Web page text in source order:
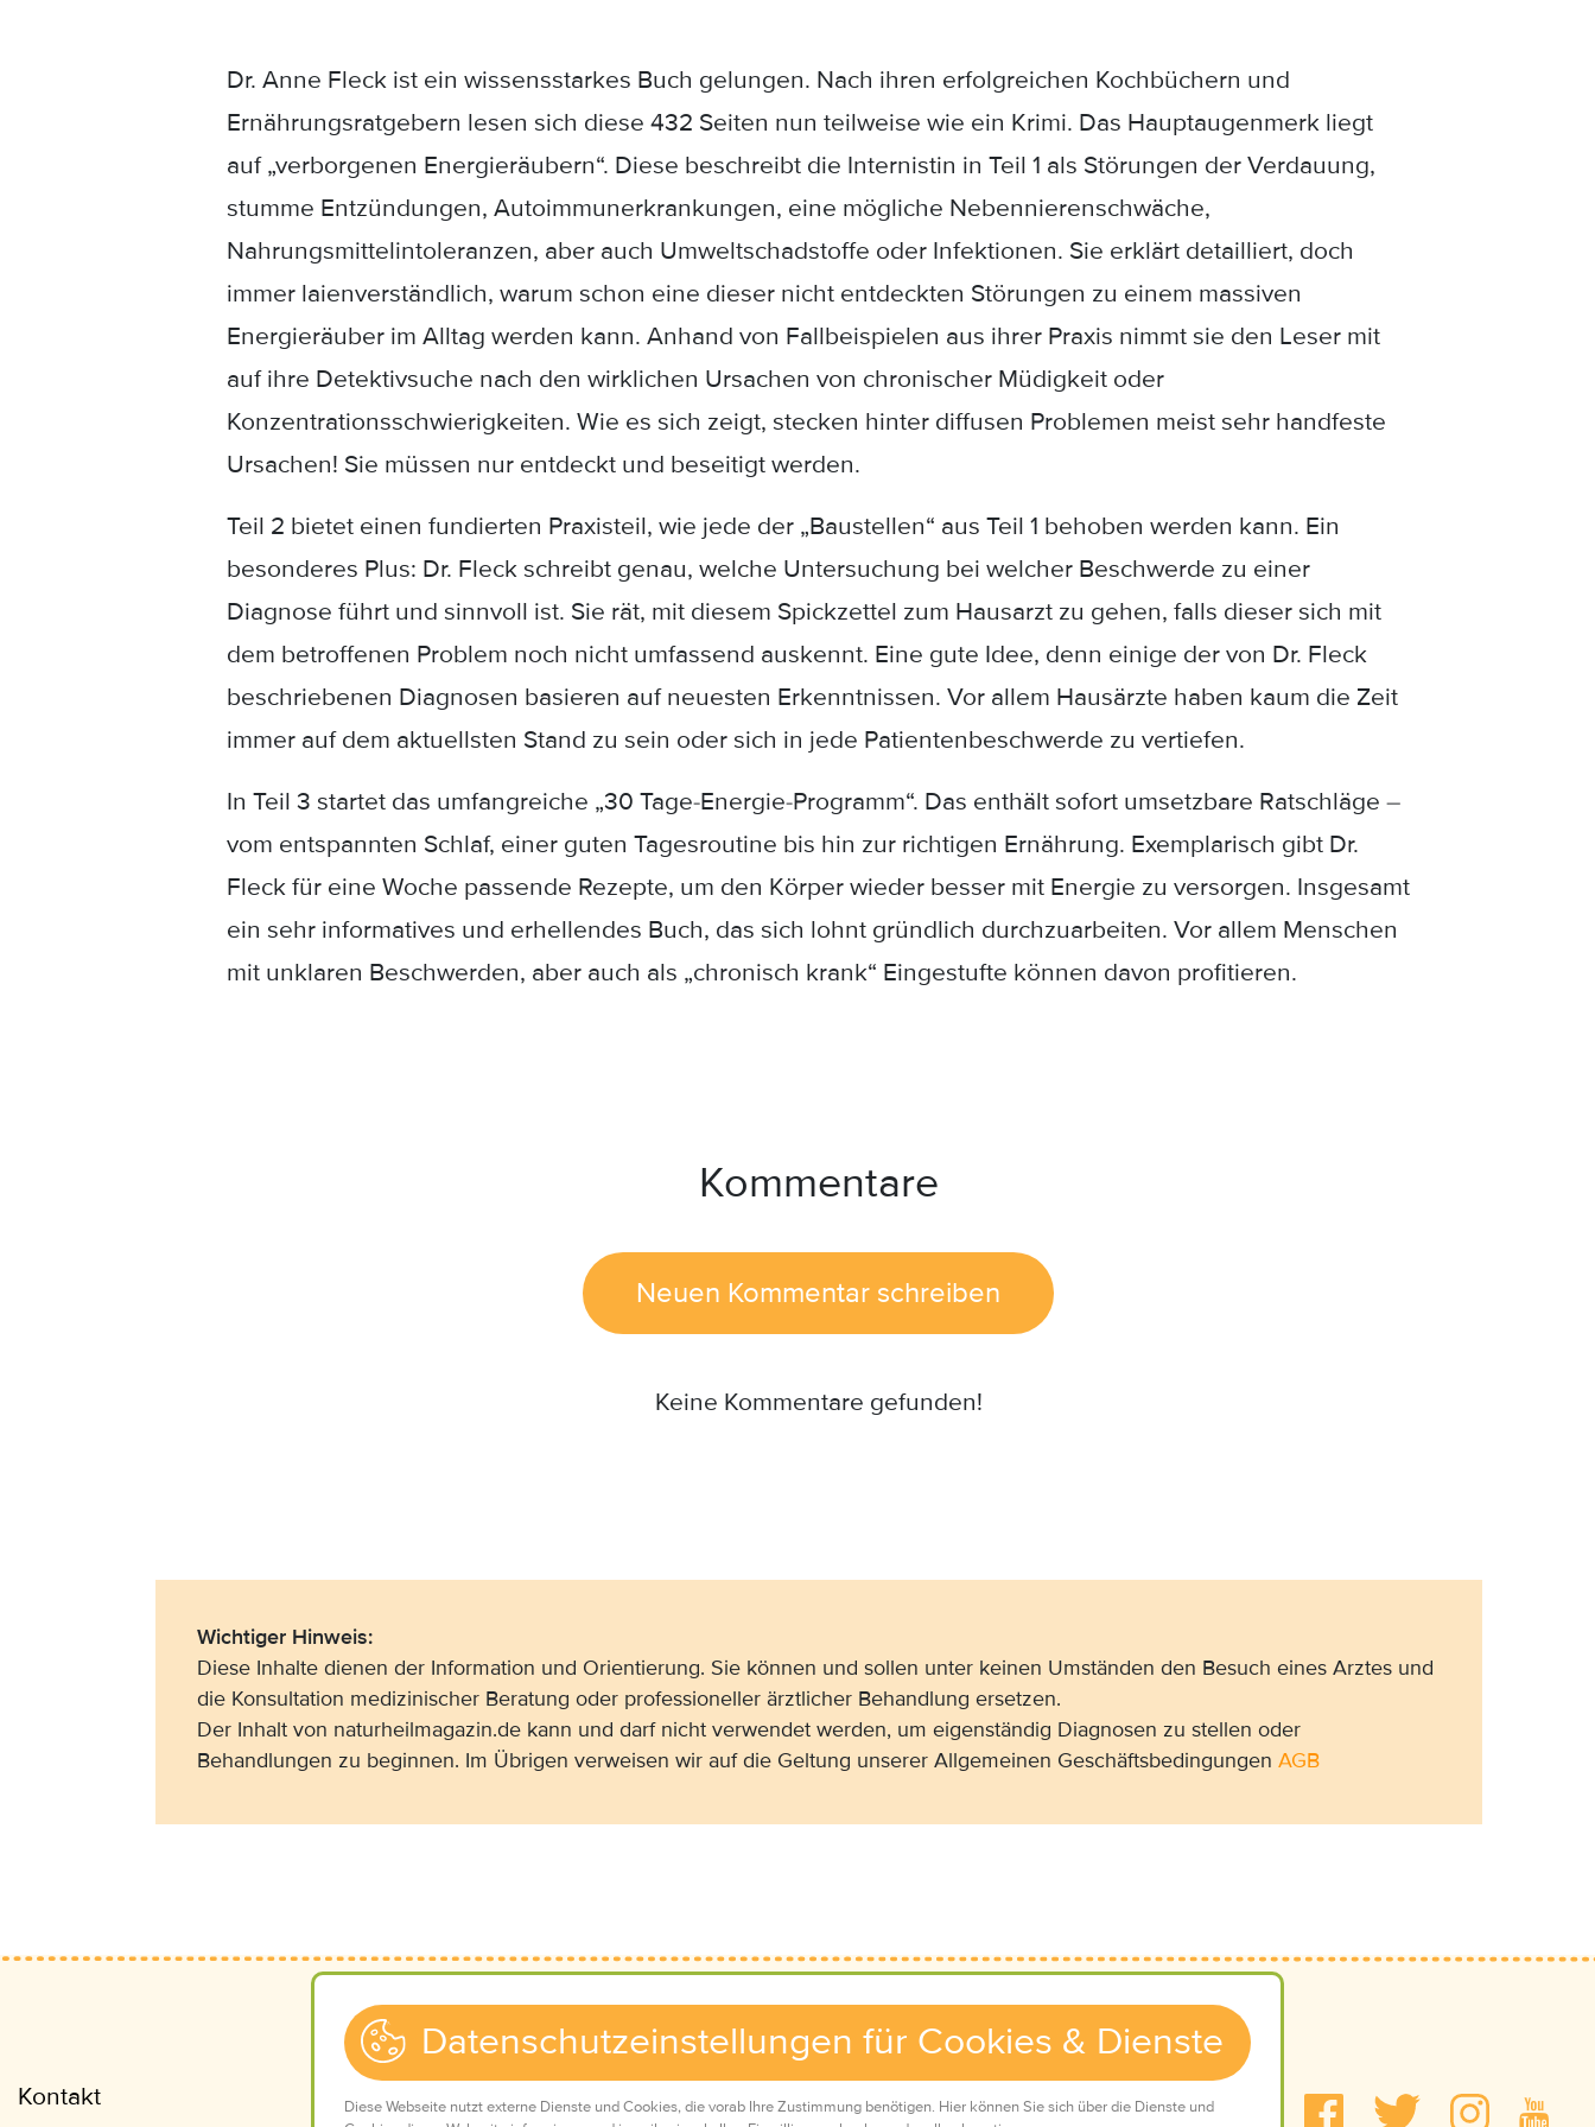
Dr. Anne Fleck ist ein wissensstarkes Buch gelungen. Nach ihren erfolgreichen Kochbüchern und
Ernährungsratgebern lesen sich diese 432 Seiten nun teilweise wie ein Krimi. Das Hauptaugenmerk liegt
auf „verborgenen Energieräubern“. Diese beschreibt die Internistin in Teil 1 als Störungen der Verdauung,
stumme Entzündungen, Autoimmunerkrankungen, eine mögliche Nebennierenschwäche,
Nahrungsmittelintoleranzen, aber auch Umweltschadstoffe oder Infektionen. Sie erklärt detailliert, doch
immer laienverständlich, warum schon eine dieser nicht entdeckten Störungen zu einem massiven
Energieräuber im Alltag werden kann. Anhand von Fallbeispielen aus ihrer Praxis nimmt sie den Leser mit
auf ihre Detektivsuche nach den wirklichen Ursachen von chronischer Müdigkeit oder
Konzentrationsschwierigkeiten. Wie es sich zeigt, stecken hinter diffusen Problemen meist sehr handfeste
Ursachen! Sie müssen nur entdeckt und beseitigt werden.
Teil 2 bietet einen fundierten Praxisteil, wie jede der „Baustellen“ aus Teil 1 behoben werden kann. Ein
besonderes Plus: Dr. Fleck schreibt genau, welche Untersuchung bei welcher Beschwerde zu einer
Diagnose führt und sinnvoll ist. Sie rät, mit diesem Spickzettel zum Hausarzt zu gehen, falls dieser sich mit
dem betroffenen Problem noch nicht umfassend auskennt. Eine gute Idee, denn einige der von Dr. Fleck
beschriebenen Diagnosen basieren auf neuesten Erkenntnissen. Vor allem Hausärzte haben kaum die Zeit
immer auf dem aktuellsten Stand zu sein oder sich in jede Patientenbeschwerde zu vertiefen.
In Teil 3 startet das umfangreiche „30 Tage-Energie-Programm“. Das enthält sofort umsetzbare Ratschläge –
vom entspannten Schlaf, einer guten Tagesroutine bis hin zur richtigen Ernährung. Exemplarisch gibt Dr.
Fleck für eine Woche passende Rezepte, um den Körper wieder besser mit Energie zu versorgen. Insgesamt
ein sehr informatives und erhellendes Buch, das sich lohnt gründlich durchzuarbeiten. Vor allem Menschen
mit unklaren Beschwerden, aber auch als „chronisch krank“ Eingestufte können davon profitieren.
Kommentare
Neuen Kommentar schreiben
Keine Kommentare gefunden!
Wichtiger Hinweis:
Diese Inhalte dienen der Information und Orientierung. Sie können und sollen unter keinen Umständen den Besuch eines Arztes und
die Konsultation medizinischer Beratung oder professioneller ärztlicher Behandlung ersetzen.
Der Inhalt von naturheilmagazin.de kann und darf nicht verwendet werden, um eigenständig Diagnosen zu stellen oder
Behandlungen zu beginnen. Im Übrigen verweisen wir auf die Geltung unserer Allgemeinen Geschäftsbedingungen AGB
Kontakt
Impressum
Mediadaten
Datenschutzeinstellungen für Cookies & Dienste
Diese Webseite nutzt externe Dienste und Cookies, die vorab Ihre Zustimmung benötigen. Hier können Sie sich über die Dienste und